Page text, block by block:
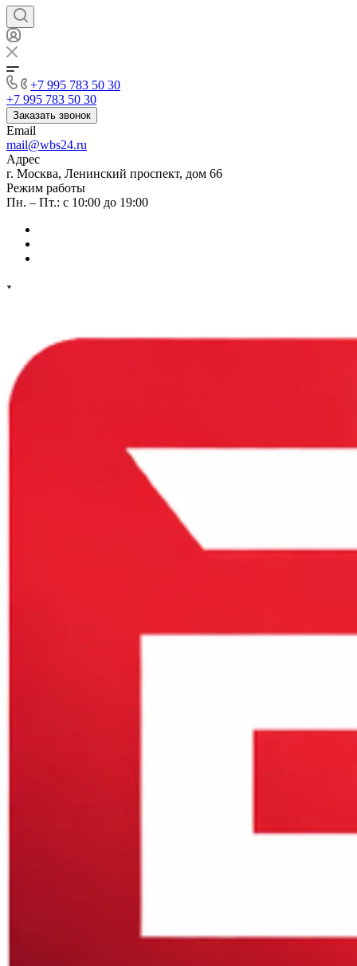
+7 995 783 50 30
+7 995 783 50 30
Заказать звонок
Email
mail@wbs24.ru
Адрес
г. Москва, Ленинский проспект, дом 66
Режим работы
Пн. – Пт.: с 10:00 до 19:00